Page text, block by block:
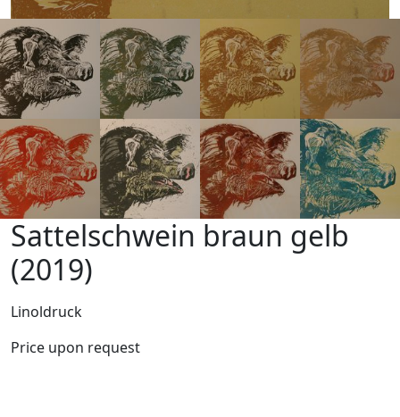
Sattelschwein braun gelb
(2019)
Linoldruck
Price upon request